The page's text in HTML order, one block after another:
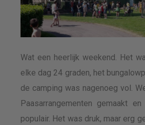
Wat een heerlijk weekend. Het
elke dag 24 graden, het
de camping was nagenoeg vol.
Paasarrangementen gemaakt
populair. Het was druk, maar erg